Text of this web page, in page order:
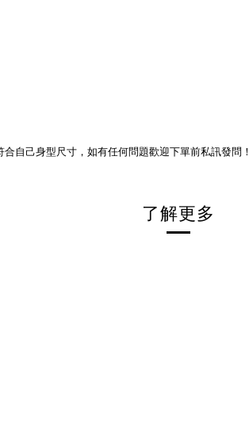
自己身型尺寸，如有任何問題歡迎下單前私訊發問！
了解更多